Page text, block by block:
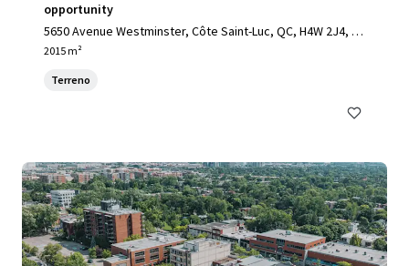
opportunity
5650 Avenue Westminster, Côte Saint-Luc, QC, H4W 2J4, C
A
2015 m²
Terreno